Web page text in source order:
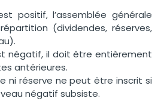
positif, l’assemblée générale
(dividendes, réserves,
négatif, il doit être entièrement
antérieures.
ni réserve ne peut être inscrit si
négatif subsiste.